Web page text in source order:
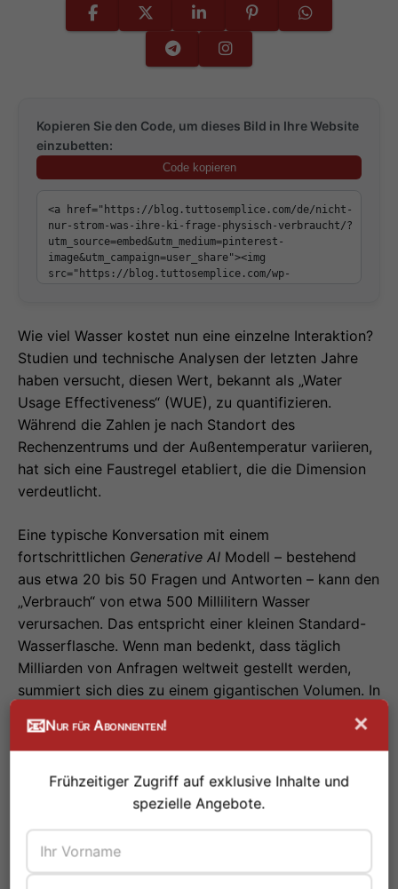
Kopieren Sie den Code, um dieses Bild in Ihre Website
einzubetten:
Code kopieren
Wie viel Wasser kostet nun eine einzelne Interaktion?
Studien und technische Analysen der letzten Jahre
haben versucht, diesen Wert, bekannt als „Water
Usage Effectiveness“ (WUE), zu quantifizieren.
Während die Zahlen je nach Standort des
Rechenzentrums und der Außentemperatur variieren,
hat sich eine Faustregel etabliert, die die Dimension
verdeutlicht.
Eine typische Konversation mit einem
fortschrittlichen Generative AI Modell – bestehend
aus etwa 20 bis 50 Fragen und Antworten – kann den
„Verbrauch“ von etwa 500 Millilitern Wasser
verursachen. Das entspricht einer kleinen Standard-
Wasserflasche. Wenn man bedenkt, dass täglich
Milliarden von Anfragen weltweit gestellt werden,
summiert sich dies zu einem gigantischen Volumen. In
wird der Betrieb von KI-Rechenzentren somit zu
einem ethischen und logistischen Problem.
Es ist wichtig zu betonen, dass dieser
(einem einmaligen, aber extrem intensiven Prozess)
anfällt, sondern kontinuierlich während der
📧Nur für Abonnenten! ×
Frühzeitiger Zugriff auf exklusive Inhalte und
spezielle Angebote.